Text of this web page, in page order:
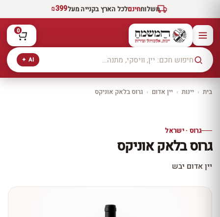
משלוחחינםלכל הארץ בקנייה מעל₪399
AI ✦
0
בית › יינות › יין אדום › גרוס בלאק אוניקס
10% הנחה
עכשיו ב-10% הנחה
גרוס · ישראל
גרוס בלאק אוניקס
יין אדום יבש